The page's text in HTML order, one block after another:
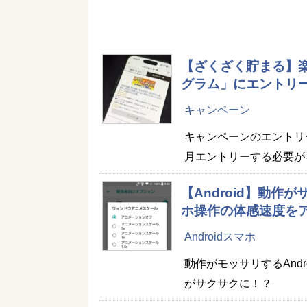
【ざくざく貯まる
グラム」にエントリ
キャンペーン
キャンペーンのエント
月エントリーする必要
【Android】動作が
ホ操作の体感速度を
Androidスマホ
動作がモッサリする
がサクサクに！？